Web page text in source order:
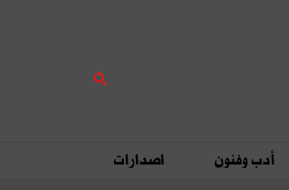
أدب وفنون اصدارات